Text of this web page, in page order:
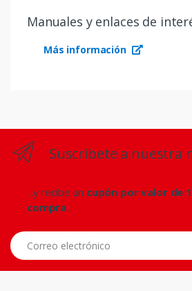
Manuales y enlaces de
Más información
Suscríbete a nuestra
...y recibe un cupón por valor de
compra.
Correo electrónico